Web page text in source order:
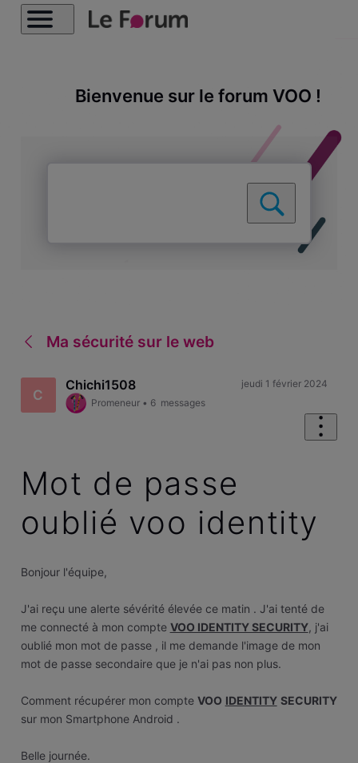
Bienvenue sur le forum VOO !
Ma sécurité sur le web
C
Chichi1508
Promeneur • 6 messages
jeudi 1 février 2024
Mot de passe
oublié voo identity
Bonjour l'équipe,
J'ai reçu une alerte sévérité élevée ce matin . J'ai tenté de
me connecté à mon compte VOO IDENTITY SECURITY, j'ai
oublié mon mot de passe , il me demande l'image de mon
mot de passe secondaire que je n'ai pas non plus.
Comment récupérer mon compte VOO IDENTITY SECURITY
sur mon Smartphone Android .
Belle journée.